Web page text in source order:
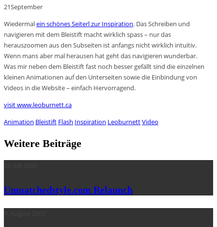
21September
Wiedermalein schönes Seiterl zur Inspiration. Das Schreiben und
navigieren mit dem Bleistift macht wirklich spass – nur das
herauszoomen aus den Subseiten ist anfangs nicht wirklich intuitiv.
Wenn mans aber mal herausen hat geht das navigieren wunderbar.
Was mir neben dem Bleistift fast noch besser gefällt sind die einzelnen
kleinen Animationen auf den Unterseiten sowie die Einbindung von
Videos in die Website – einfach Hervorragend.
visit www.leoburnett.ca
Animation Bleistift Flash Inspiration LeoburnettVideo
Weitere Beiträge
Unmatchedstyle.com Relaunch